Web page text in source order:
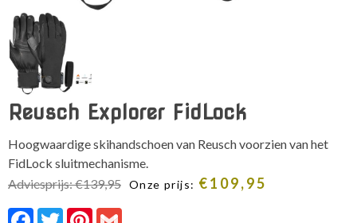
Reusch Explorer FidLock
Hoogwaardige skihandschoen van Reusch voorzien van het
FidLock sluitmechanisme.
Adviesprijs:€139,95 Onze prijs: €109,95
Facebook
TwitterPinterest